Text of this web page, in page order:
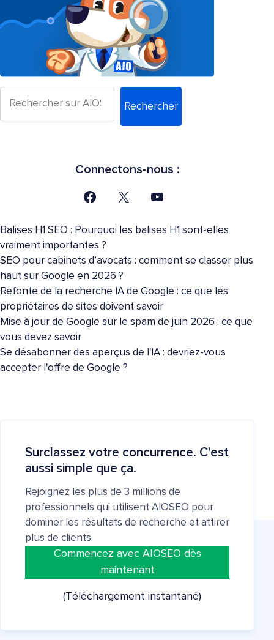
Rechercher
Connectons-nous :
Balises H1 SEO : Pourquoi les balises H1 sont-elles
vraiment importantes ?
SEO pour cabinets d’avocats : comment se classer plus
haut sur Google en 2026 ?
Refonte de la recherche IA de Google : ce que les
propriétaires de sites doivent savoir
Mise à jour de Google sur le spam de juin 2026 : ce que
vous devez savoir
Se désabonner des aperçus de l'IA : devriez-vous
accepter l'offre de Google ?
Surclassez votre concurrence. C'est
aussi simple que ça.
Rejoignez les plus de 3 millions de
professionnels qui utilisent AIOSEO pour
dominer les résultats de recherche et attirer
plus de clients.
Commencez avec AIOSEO dès
maintenant
(Téléchargement instantané)